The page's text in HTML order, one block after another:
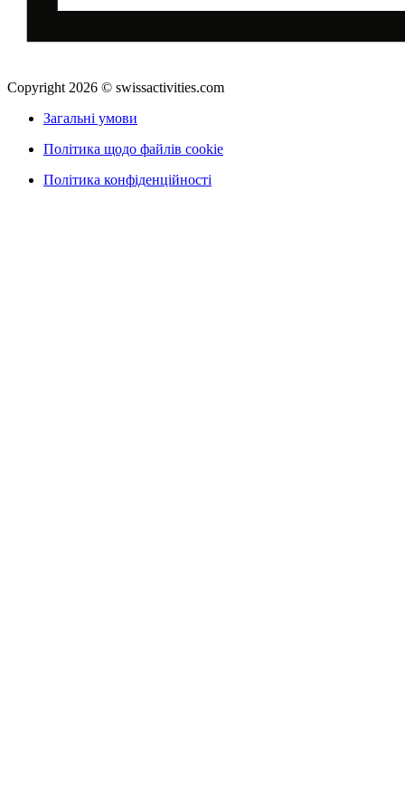
Copyright 2026 © swissactivities.com
Загальні умови
Політика щодо файлів cookie
Політика конфіденційності